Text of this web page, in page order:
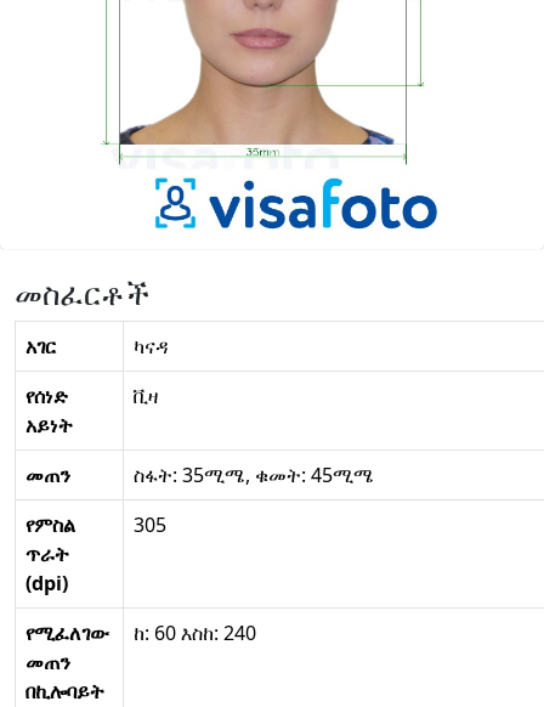
መስፈርቶች
አገር
ካናዳ
የሰነድ
አይነት
ቪዛ
መጠን
ስፋት: 35ሚሜ, ቁመት: 45ሚሜ
የምስል
ጥራት
(dpi)
305
የሚፈለገው
መጠን
በኪሎባይት
ከ: 60 እስከ: 240